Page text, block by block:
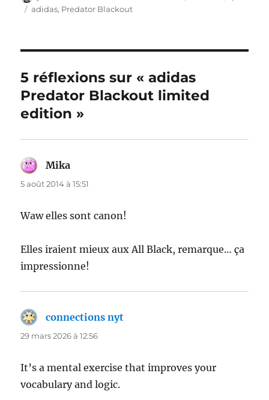
le
Étiquettes
adidas, Predator Blackout
5 réflexions sur « adidas
Predator Blackout limited
edition »
Mika
5 août 2014 à 15:51
Waw elles sont canon!
Elles iraient mieux aux All Black, remarque… ça
impressionne!
connections nyt
29 mars 2026 à 12:56
It’s a mental exercise that improves your
vocabulary and logic.